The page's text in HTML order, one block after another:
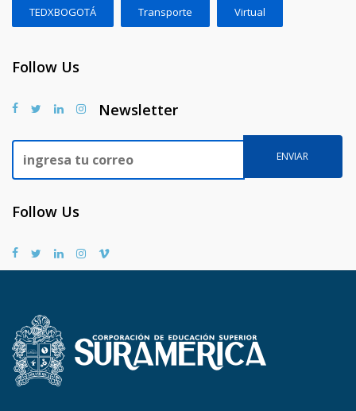
TEDXBOGOTÁ Transporte Virtual
Follow Us
Newsletter
Follow Us